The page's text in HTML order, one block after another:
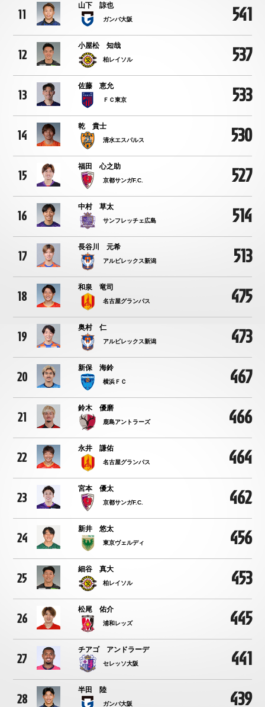
11
山下 諒也
ガンバ大阪 541
12
小屋松 知哉
柏レイソル 537
13
佐藤 恵允
ＦＣ東京 533
14
乾 貴士
清水エスパルス 530
15
福田 心之助
京都サンガF.C. 527
16
中村 草太
サンフレッチェ広島 514
17
長谷川 元希
アルビレックス新潟 513
18
和泉 竜司
名古屋グランパス 475
19
奥村 仁
アルビレックス新潟 473
20
新保 海鈴
横浜ＦＣ 467
21
鈴木 優磨
鹿島アントラーズ 466
22
永井 謙佑
名古屋グランパス 464
23
宮本 優太
京都サンガF.C. 462
24
新井 悠太
東京ヴェルディ 456
25
細谷 真大
柏レイソル 453
26
松尾 佑介
浦和レッズ 445
27
チアゴ アンドラーデ
セレッソ大阪 441
28
半田 陸
ガンバ大阪 439